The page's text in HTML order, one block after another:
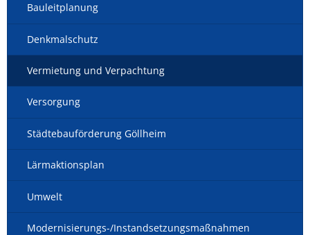
Bauleitplanung
Denkmalschutz
Vermietung und Verpachtung
Versorgung
Städtebauförderung Göllheim
Lärmaktionsplan
Umwelt
Modernisierungs-/Instandsetzungsmaßnahmen